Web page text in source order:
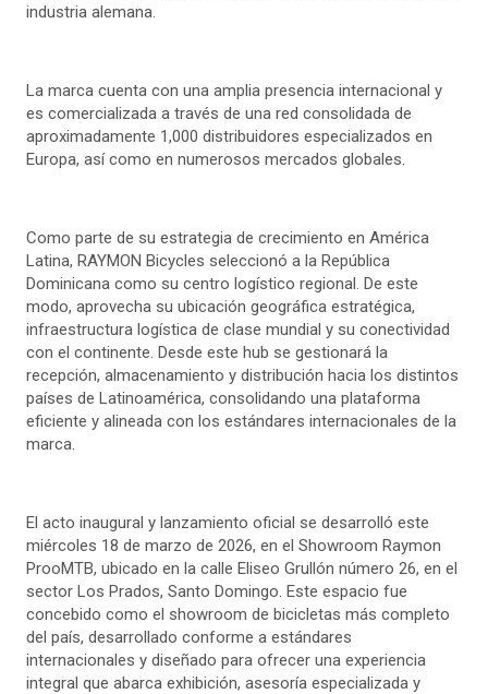
industria alemana.
La marca cuenta con una amplia presencia internacional y
es comercializada a través de una red consolidada de
aproximadamente 1,000 distribuidores especializados en
Europa, así como en numerosos mercados globales.
Como parte de su estrategia de crecimiento en América
Latina, RAYMON Bicycles seleccionó a la República
Dominicana como su centro logístico regional. De este
modo, aprovecha su ubicación geográfica estratégica,
infraestructura logística de clase mundial y su conectividad
con el continente. Desde este hub se gestionará la
recepción, almacenamiento y distribución hacia los distintos
países de Latinoamérica, consolidando una plataforma
eficiente y alineada con los estándares internacionales de la
marca.
El acto inaugural y lanzamiento oficial se desarrolló este
miércoles 18 de marzo de 2026, en el Showroom Raymon
ProoMTB, ubicado en la calle Eliseo Grullón número 26, en el
sector Los Prados, Santo Domingo. Este espacio fue
concebido como el showroom de bicicletas más completo
del país, desarrollado conforme a estándares
internacionales y diseñado para ofrecer una experiencia
integral que abarca exhibición, asesoría especializada y